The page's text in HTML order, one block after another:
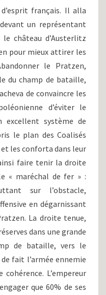
français. Il alla
un représentant
château d’Austerlitz
pour mieux attirer les
le Pratzen,
du champ de bataille,
de convaincre les
d’éviter le
excellent système de
le plan des Coalisés
les conforta dans leur
faire tenir la droite
« maréchal de fer » :
sur l’obstacle,
en dégarnissant
La droite tenue,
dans une grande
de bataille, vers le
fait l’armée ennemie
L’empereur
que 60% de ses